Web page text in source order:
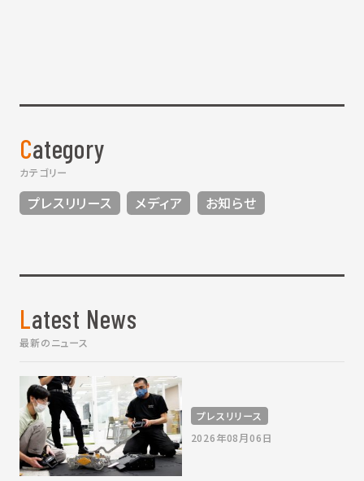
Category
カテゴリー
プレスリリース メディア お知らせ
Latest News
最新のニュース
プレスリリース
2026年08月06日